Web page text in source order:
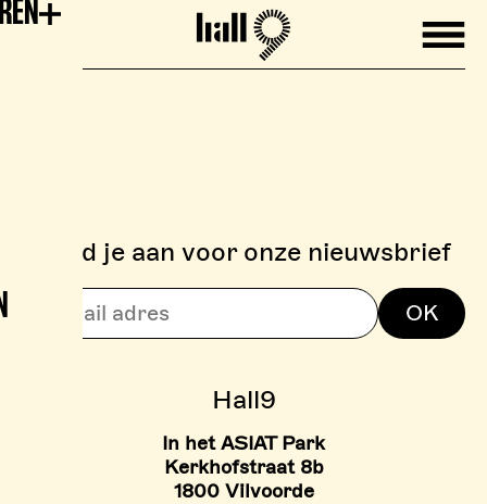
Mobile
Hall9
> BOULDERZONE
> TARIEVEN BOULDER
Hall9
In het ASIAT Park
Kerkhofstraat 8b
1800 Vilvoorde
Meld je aan voor onze nieuwsbrief
OK